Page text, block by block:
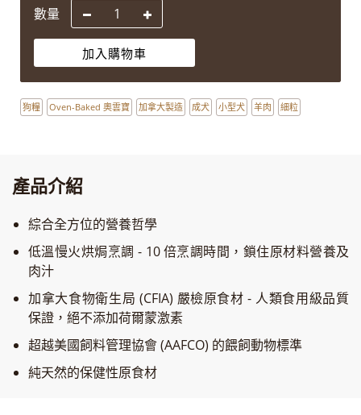
數量
加入購物車
狗糧 Oven-Baked 奧雲寶 加拿大製造 成犬 小型犬 羊肉 細粒
產品介紹
綜合全方位的營養哲學
低溫慢火烘焗烹調 - 10 倍烹調時間，鎖住原材料營養及
肉汁
加拿大食物衛生局 (CFIA) 嚴檢原食材 - 人類食用級品質
保證，絕不添加荷爾蒙激素
超越美國飼料管理協會 (AAFCO) 的餵飼動物標準
純天然的保健性原食材